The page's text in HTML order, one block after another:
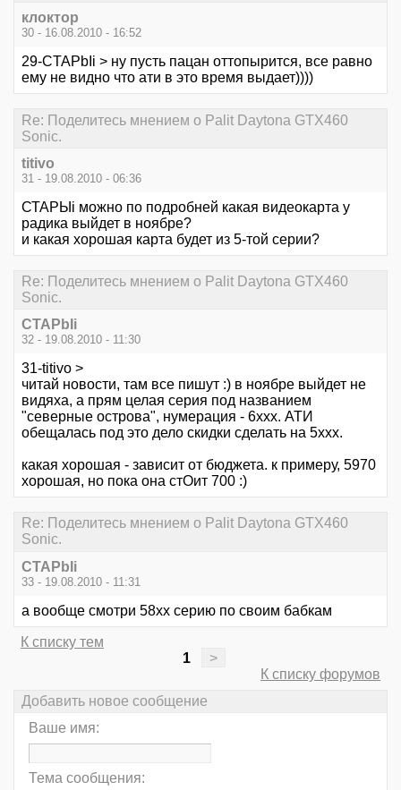
клоктор
30 - 16.08.2010 - 16:52
29-CTAPbIi > ну пусть пацан оттопырится, все равно
ему не видно что ати в это время выдает))))
Re: Поделитесь мнением о Palit Daytona GTX460
Sonic.
titivo
31 - 19.08.2010 - 06:36
СТАРЫi можно по подробней какая видеокарта у
радика выйдет в ноябре?
и какая хорошая карта будет из 5-той серии?
Re: Поделитесь мнением о Palit Daytona GTX460
Sonic.
CTAPbIi
32 - 19.08.2010 - 11:30
31-titivo >
читай новости, там все пишут :) в ноябре выйдет не
видяха, а прям целая серия под названием
"северные острова", нумерация - 6ххх. АТИ
обещалась под это дело скидки сделать на 5ххх.
какая хорошая - зависит от бюджета. к примеру, 5970
хорошая, но пока она стОит 700 :)
Re: Поделитесь мнением о Palit Daytona GTX460
Sonic.
CTAPbIi
33 - 19.08.2010 - 11:31
а вообще смотри 58хх серию по своим бабкам
К списку тем
1
>
К списку форумов
Добавить новое сообщение
Ваше имя:
Тема сообщения: